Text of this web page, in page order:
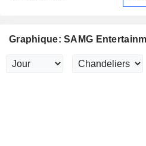
Graphique: SAMG